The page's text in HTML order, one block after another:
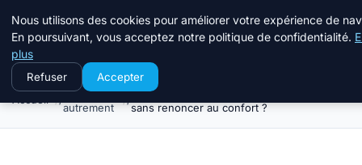
Terredeprovence
Voyager
autrement
Comment voyager de manière responsable
sans renoncer au confort ?
Nous utilisons des cookies pour améliorer votre expérience de
En poursuivant, vous acceptez notre politique de confidentialité.
plus
Refuser Accepter